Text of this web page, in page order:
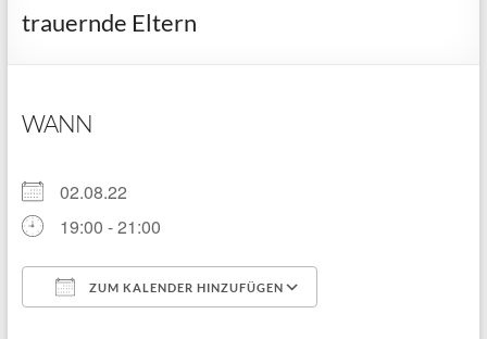
trauernde Eltern
WANN
02.08.22
19:00 - 21:00
ZUM KALENDER HINZUFÜGEN